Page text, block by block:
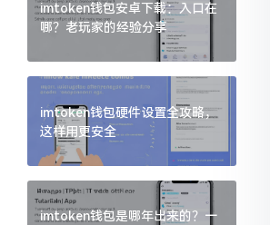
imtoken钱包安卓下载：入口在
哪？老玩家的经验分享
imtoken钱包硬件设置全攻略，
这样用更安全
imtoken钱包是哪年出来的？一